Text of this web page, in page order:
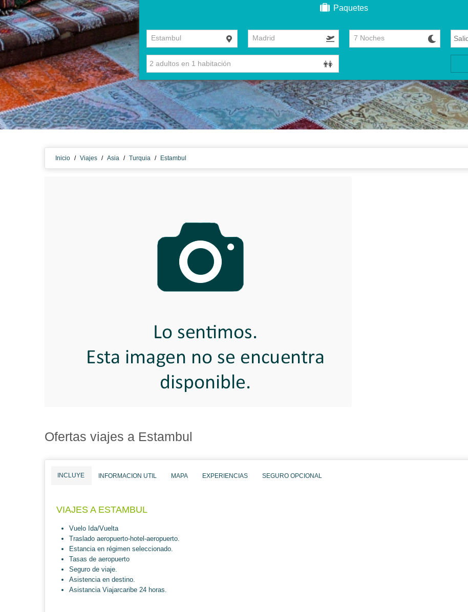
Paquetes
Estambul Madrid 7 Noches
Inicio / Viajes / Asia / Turquia / Estambul
Ofertas viajes a Estambul
INCLUYE INFORMACION UTIL MAPA EXPERIENCIAS SEGURO OPCIONAL
VIAJES A ESTAMBUL
Vuelo Ida/Vuelta
Traslado aeropuerto-hotel-aeropuerto.
Estancia en régimen seleccionado.
Tasas de aeropuerto
Seguro de viaje.
Asistencia en destino.
Asistancia Viajarcaribe 24 horas.